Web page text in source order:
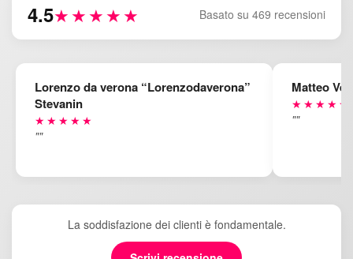
4.5★★★★★ Basato su 469 recensioni
Lorenzo da verona “Lorenzodaverona”
Stevanin
★★★★★
""
Matteo
★★★★★
""
La soddisfazione dei clienti è fondamentale.